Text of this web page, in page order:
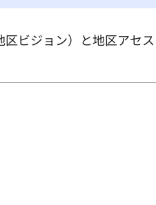
ビジョン）と地区アセス